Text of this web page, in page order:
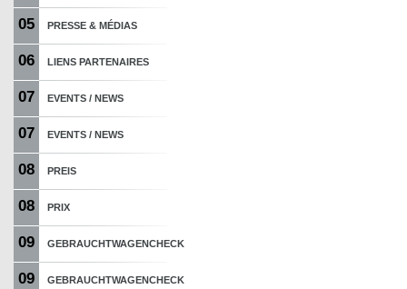
05 PRESSE & MÉDIAS
06 LIENS PARTENAIRES
07 EVENTS / NEWS
07 EVENTS / NEWS
08 PREIS
08 PRIX
09 GEBRAUCHTWAGENCHECK
09 GEBRAUCHTWAGENCHECK